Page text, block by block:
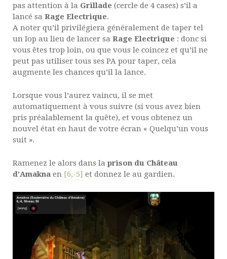
pas attention à la Grillade (cercle de 4 cases) s’il a
lancé sa Rage Electrique.
A noter qu’il privilégiera généralement de taper tel
un Iop au lieu de lancer sa Rage Electrique : donc si
vous êtes trop loin, ou que vous le coincez et qu’il ne
peut pas utiliser tous ses PA pour taper, cela
augmente les chances qu’il la lance.
Lorsque vous l’aurez vaincu, il se met
automatiquement à vous suivre (si vous avez bien
pris préalablement la quête), et vous obtenez un
nouvel état en haut de votre écran « Quelqu’un vous
suit ».
Ramenez le alors dans la prison du Château
d’Amakna en [6,-5] et donnez le au gardien.